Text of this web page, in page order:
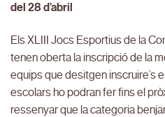
del 28 d’abril
Els XLIII Jocs Esportius de la
tenen oberta la inscripció de la
equips que desitgen inscruire’s
escolars ho podran fer fins el
ressenyar que la categoria